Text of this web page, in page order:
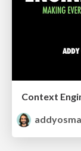
Context